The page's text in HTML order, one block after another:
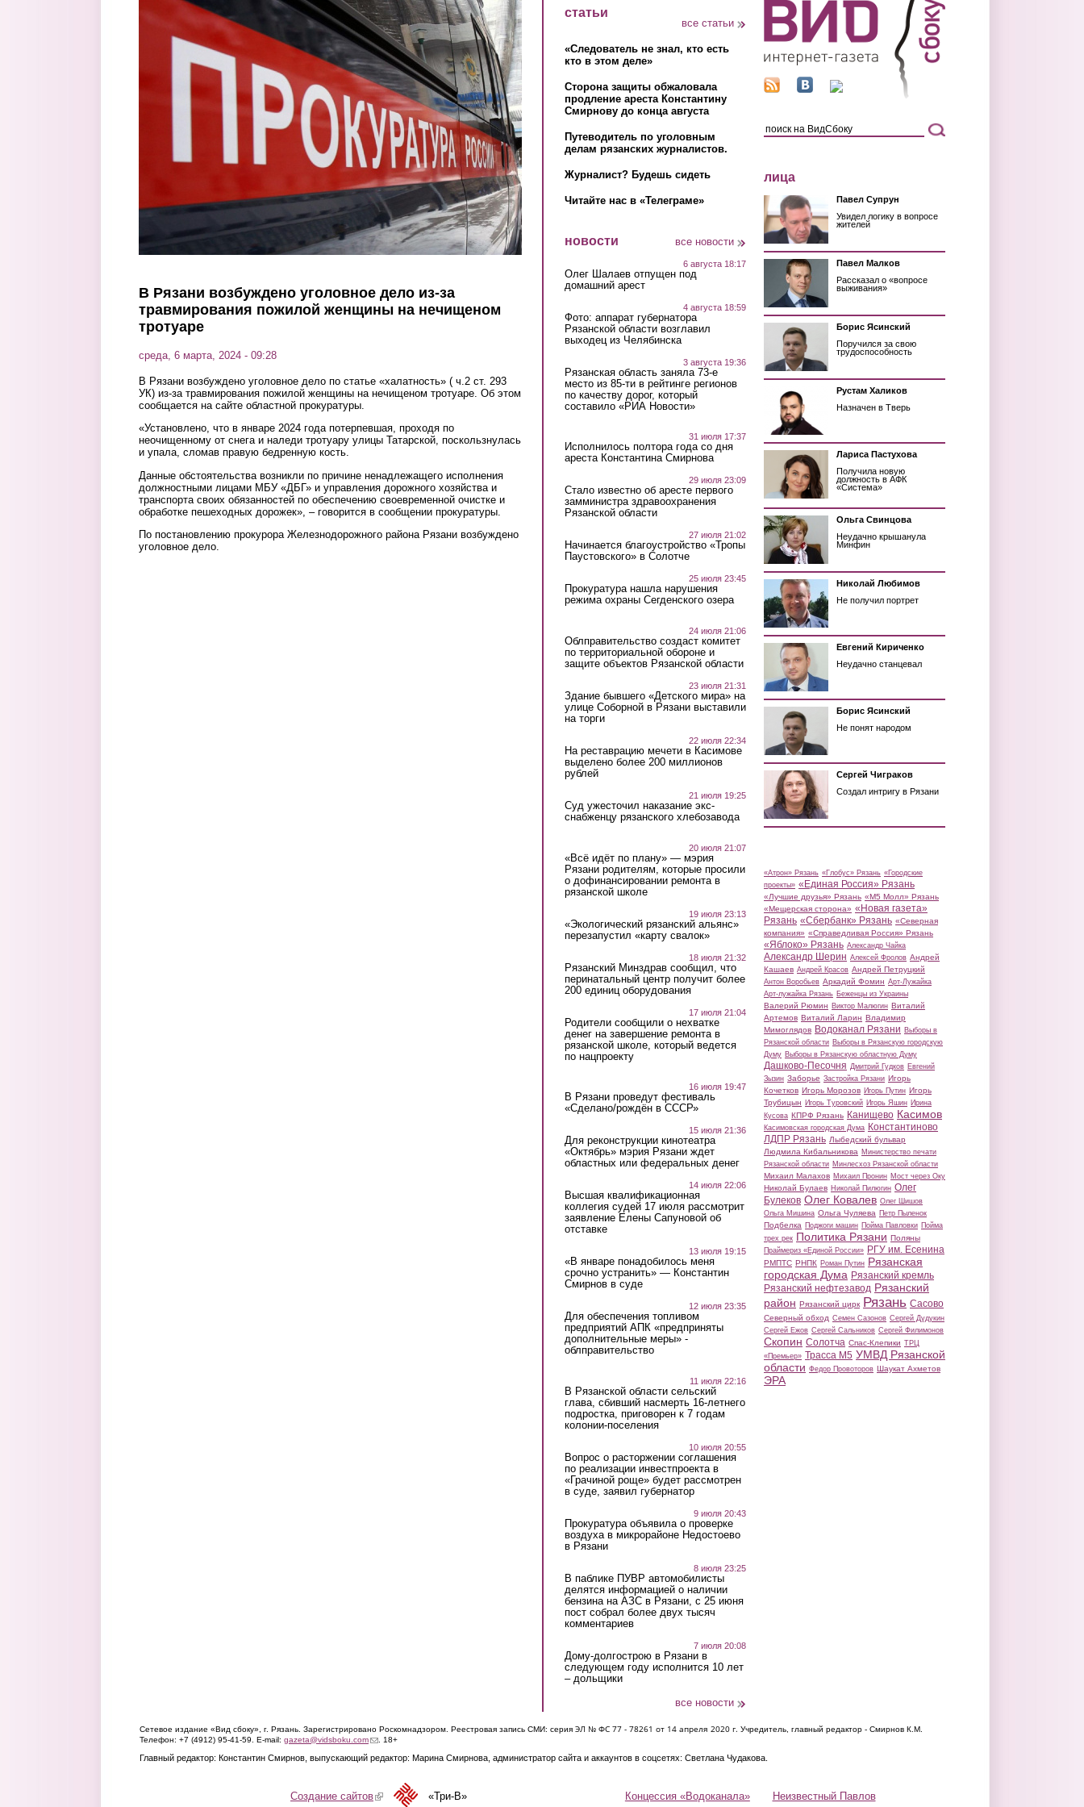
В Рязани возбуждено уголовное дело из-за
травмирования пожилой женщины на нечищеном
тротуаре
среда, 6 марта, 2024 - 09:28
В Рязани возбуждено уголовное дело по статье «халатность» ( ч.2 ст. 293
УК) из-за травмирования пожилой женщины на нечищеном тротуаре. Об этом
сообщается на сайте областной прокуратуры.
«Установлено, что в январе 2024 года потерпевшая, проходя по
неочищенному от снега и наледи тротуару улицы Татарской, поскользнулась
и упала, сломав правую бедренную кость.
Данные обстоятельства возникли по причине ненадлежащего исполнения
должностными лицами МБУ «ДБГ» и управления дорожного хозяйства и
транспорта своих обязанностей по обеспечению своевременной очистке и
обработке пешеходных дорожек», – говорится в сообщении прокуратуры.
По постановлению прокурора Железнодорожного района Рязани возбуждено
уголовное дело.
статьи
все статьи
«Следователь не знал, кто есть
кто в этом деле»
Сторона защиты обжаловала
продление ареста Константину
Смирнову до конца августа
Путеводитель по уголовным
делам рязанских журналистов.
Журналист? Будешь сидеть
Читайте нас в «Телеграме»
новости все новости
6 августа 18:17
Олег Шалаев отпущен под
домашний арест
4 августа 18:59
Фото: аппарат губернатора
Рязанской области возглавил
выходец из Челябинска
3 августа 19:36
Рязанская область заняла 73-е
место из 85-ти в рейтинге регионов
по качеству дорог, который
составило «РИА Новости»
31 июля 17:37
Исполнилось полтора года со дня
ареста Константина Смирнова
29 июля 23:09
Стало известно об аресте первого
замминистра здравоохранения
Рязанской области
27 июля 21:02
Начинается благоустройство «Тропы
Паустовского» в Солотче
25 июля 23:45
Прокуратура нашла нарушения
режима охраны Сегденского озера
24 июля 21:06
Облправительство создаст комитет
по территориальной обороне и
защите объектов Рязанской области
23 июля 21:31
Здание бывшего «Детского мира» на
улице Соборной в Рязани выставили
на торги
22 июля 22:34
На реставрацию мечети в Касимове
выделено более 200 миллионов
рублей
21 июля 19:25
Суд ужесточил наказание экс-
снабженцу рязанского хлебозавода
20 июля 21:07
«Всё идёт по плану» — мэрия
Рязани родителям, которые просили
о дофинансировании ремонта в
рязанской школе
19 июля 23:13
«Экологический рязанский альянс»
перезапустил «карту свалок»
18 июля 21:32
Рязанский Минздрав сообщил, что
перинатальный центр получит более
200 единиц оборудования
17 июля 21:04
Родители сообщили о нехватке
денег на завершение ремонта в
рязанской школе, который ведется
по нацпроекту
16 июля 19:47
В Рязани проведут фестиваль
«Сделано/рождён в СССР»
15 июля 21:36
Для реконструкции кинотеатра
«Октябрь» мэрия Рязани ждет
областных или федеральных денег
14 июля 22:06
Высшая квалификационная
коллегия судей 17 июля рассмотрит
заявление Елены Сапуновой об
отставке
13 июля 19:15
«В январе понадобилось меня
срочно устранить» — Константин
Смирнов в суде
12 июля 23:35
Для обеспечения топливом
предприятий АПК «предприняты
дополнительные меры» -
облправительство
11 июля 22:16
В Рязанской области сельский
глава, сбивший насмерть 16-летнего
подростка, приговорен к 7 годам
колонии-поселения
10 июля 20:55
Вопрос о расторжении соглашения
по реализации инвестпроекта в
«Грачиной роще» будет рассмотрен
в суде, заявил губернатор
9 июля 20:43
Прокуратура объявила о проверке
воздуха в микрорайоне Недостоево
в Рязани
8 июля 23:25
В паблике ПУВР автомобилисты
делятся информацией о наличии
бензина на АЗС в Рязани, с 25 июня
пост собрал более двух тысяч
комментариев
7 июля 20:08
Дому-долгострою в Рязани в
следующем году исполнится 10 лет
– дольщики
все новости
лица
Павел Супрун
Увидел логику в вопросе
жителей
Павел Малков
Рассказал о «вопросе
выживания»
Борис Ясинский
Поручился за свою
трудоспособность
Рустам Халиков
Назначен в Тверь
Лариса Пастухова
Получила новую
должность в АФК
«Система»
Ольга Свинцова
Неудачно крышанула
Минфин
Николай Любимов
Не получил портрет
Евгений Кириченко
Неудачно станцевал
Борис Ясинский
Не понят народом
Сергей Чиграков
Создал интригу в Рязани
«Атрон» Рязань «Глобус» Рязань «Городские
проекты» «Единая Россия» Рязань
«Лучшие друзья» Рязань «М5 Молл» Рязань
«Мещерская сторона» «Новая газета»
Рязань «Сбербанк» Рязань «Северная
компания» «Справедливая Россия» Рязань
«Яблоко» Рязань Александр Чайка
Александр Шерин Алексей Фролов Андрей
Кашаев Андрей Красов Андрей Петруцкий
Антон Воробьев Аркадий Фомин Арт-Лужайка
Арт-лужайка Рязань Беженцы из Украины
Валерий Рюмин Виктор Малюгин Виталий
Артемов Виталий Ларин Владимир
Мимоглядов Водоканал Рязани Выборы в
Рязанской области Выборы в Рязанскую городскую
Думу Выборы в Рязанскую областную Думу
Дашково-Песочня Дмитрий Гудков Евгений
Зызин Заборье Застройка Рязани Игорь
Кочетков Игорь Морозов Игорь Путин Игорь
Трубицын Игорь Туровский Игорь Яшин Ирина
Кусова КПРФ Рязань Канищево Касимов
Касимовская городская Дума Константиново
ЛДПР Рязань Лыбедский бульвар
Людмила Кибальникова Министерство печати
Рязанской области Минлесхоз Рязанской области
Михаил Малахов Михаил Пронин Мост через Оку
Николай Булаев Николай Пилюгин Олег
Булеков Олег Ковалев Олег Шишов
Ольга Мишина Ольга Чуляева Петр Пыленок
Подбелка Поджоги машин Пойма Павловки Пойма
трех рек Политика Рязани Поляны
Праймериз «Единой России» РГУ им. Есенина
РМПТС РНПК Роман Путин Рязанская
городская Дума Рязанский кремль
Рязанский нефтезавод Рязанский
район Рязанский цирк Рязань Сасово
Северный обход Семен Сазонов Сергей Дудукин
Сергей Ежов Сергей Сальников Сергей Филимонов
Скопин Солотча Спас-Клепики ТРЦ
«Премьер» Трасса М5 УМВД Рязанской
области Федор Провоторов Шаукат Ахметов
ЭРА
Сетевое издание «Вид сбоку», г. Рязань. Зарегистрировано Роскомнадзором. Реестровая запись СМИ: серия ЭЛ № ФС 77 - 78261 от 14 апреля 2020 г. Учредитель, главный редактор - Смирнов К.М.
Телефон: +7 (4912) 95-41-59. E-mail: gazeta@vidsboku.com(link sends e-mail)
. 18+
Главный редактор: Константин Смирнов, выпускающий редактор: Марина Смирнова, администратор сайта и аккаунтов в соцсетях: Светлана Чудакова.
Концессия «Водоканала» Неизвестный Павлов
Создание сайтов(link is external)«Три-В»